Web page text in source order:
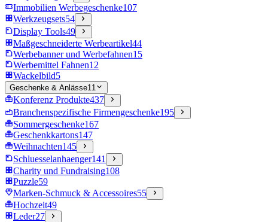
Immobilien Werbegeschenke107
Werkzeugsets54
Display Tools49
Maßgeschneiderte Werbeartikel44
Werbebanner und Werbefahnen15
Werbemittel Fahnen12
Wackelbild5
Geschenke & Anlässe11
Konferenz Produkte437
Branchenspezifische Firmengeschenke195
Sommergeschenke167
Geschenkkartons147
Weihnachten145
Schluesselanhaenger141
Charity und Fundraising108
Puzzle59
Marken-Schmuck & Accessoires55
Hochzeit49
Leder27